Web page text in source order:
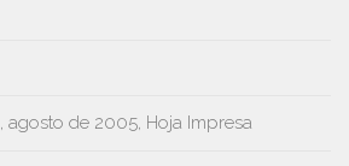
agosto de 2005, Hoja Impresa